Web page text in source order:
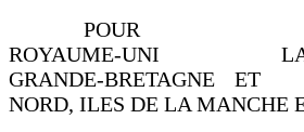
POUR
ROYAUME-UNI LA
GRANDE-BRETAGNE
NORD, ILES DE LA MANCHE